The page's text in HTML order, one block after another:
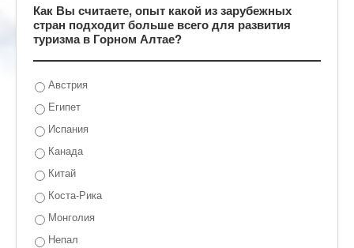
Как Вы считаете, опыт какой из зарубежных
стран подходит больше всего для развития
туризма в Горном Алтае?
Австрия
Египет
Испания
Канада
Китай
Коста-Рика
Монголия
Непал